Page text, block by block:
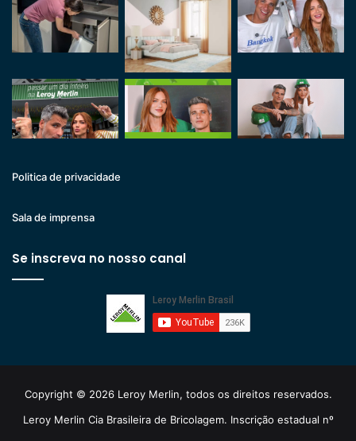
Politica de privacidade
Sala de imprensa
Se inscreva no nosso canal
Copyright © 2026 Leroy Merlin, todos os direitos reservados.
Leroy Merlin Cia Brasileira de Bricolagem. Inscrição estadual nº